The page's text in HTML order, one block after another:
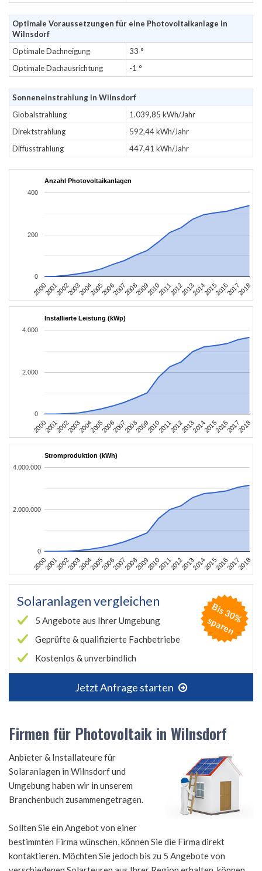
Optimale Voraussetzungen für eine Photovoltaikanlage in
Wilnsdorf
Optimale Dachneigung
33 °
Optimale Dachausrichtung
-1 °
Sonneneinstrahlung in Wilnsdorf
Globalstrahlung
1.039,85 kWh/Jahr
Direktstrahlung
592,44 kWh/Jahr
Diffusstrahlung
447,41 kWh/Jahr
Anzahl Photovoltaikanlagen
2000200120022003200420052006200720082009201020112012201320142015201620172018
0
200
400
Installierte Leistung (kWp)
2000200120022003200420052006200720082009201020112012201320142015201620172018
0
2.000
4.000
Stromproduktion (kWh)
2000200120022003200420052006200720082009201020112012201320142015201620172018
0
2.000.000
4.000.000
Solaranlagen vergleichen
5 Angebote aus Ihrer Umgebung
Geprüfte & qualifizierte Fachbetriebe
Kostenlos & unverbindlich
Jetzt Anfrage starten
B
is
3
0
%
s
p
a
r
e
n
Firmen für Photovoltaik in Wilnsdorf
Anbieter & Installateure für
Solaranlagen in Wilnsdorf und
Umgebung haben wir in unserem
Branchenbuch zusammengetragen.
Sollten Sie ein Angebot von einer
bestimmten Firma wünschen, können Sie die Firma direkt
kontaktieren. Möchten Sie jedoch bis zu 5 Angebote von